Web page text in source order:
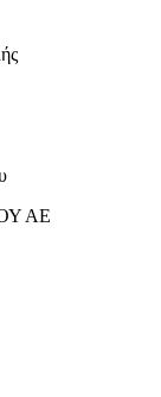
ΑΕ